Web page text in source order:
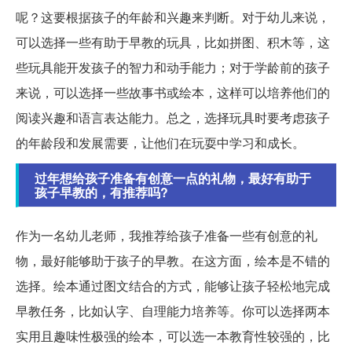
呢？这要根据孩子的年龄和兴趣来判断。对于幼儿来说，
可以选择一些有助于早教的玩具，比如拼图、积木等，这
些玩具能开发孩子的智力和动手能力；对于学龄前的孩子
来说，可以选择一些故事书或绘本，这样可以培养他们的
阅读兴趣和语言表达能力。总之，选择玩具时要考虑孩子
的年龄段和发展需要，让他们在玩耍中学习和成长。
过年想给孩子准备有创意一点的礼物，最好有助于
孩子早教的，有推荐吗?
作为一名幼儿老师，我推荐给孩子准备一些有创意的礼
物，最好能够助于孩子的早教。在这方面，绘本是不错的
选择。绘本通过图文结合的方式，能够让孩子轻松地完成
早教任务，比如认字、自理能力培养等。你可以选择两本
实用且趣味性极强的绘本，可以选一本教育性较强的，比